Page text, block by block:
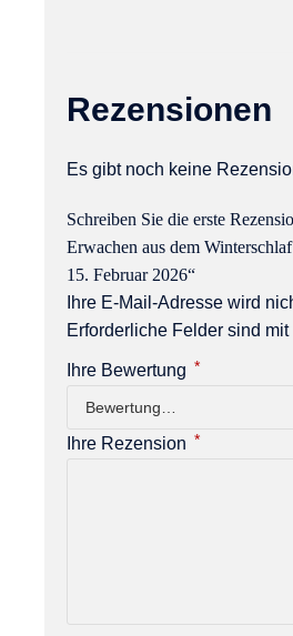
Rezensionen
Es gibt noch keine
Schreiben Sie die erste
Erwachen aus dem Winterschlaf
15. Februar 2026“
Ihre E-Mail-Adresse wird
Erforderliche Felder sind mit
Ihre Bewertung *
Ihre Rezension *